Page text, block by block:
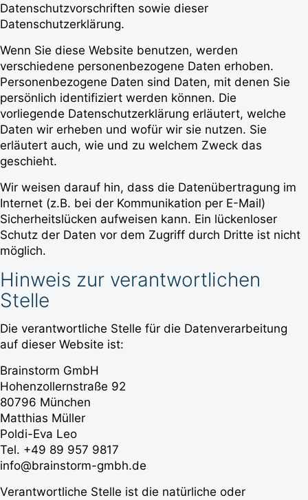
Datenschutzvorschriften sowie dieser
Datenschutzerklärung.
Wenn Sie diese Website benutzen, werden
verschiedene personenbezogene Daten erhoben.
Personenbezogene Daten sind Daten, mit denen Sie
persönlich identifiziert werden können. Die
vorliegende Datenschutzerklärung erläutert, welche
Daten wir erheben und wofür wir sie nutzen. Sie
erläutert auch, wie und zu welchem Zweck das
geschieht.
Wir weisen darauf hin, dass die Datenübertragung im
Internet (z.B. bei der Kommunikation per E-Mail)
Sicherheitslücken aufweisen kann. Ein lückenloser
Schutz der Daten vor dem Zugriff durch Dritte ist nicht
möglich.
Hinweis zur verantwortlichen
Stelle
Die verantwortliche Stelle für die Datenverarbeitung
auf dieser Website ist:
Brainstorm GmbH
Hohenzollernstraße 92
80796 München
Matthias Müller
Poldi-Eva Leo
Tel. +49 89 957 9817
info@brainstorm-gmbh.de
Verantwortliche Stelle ist die natürliche oder